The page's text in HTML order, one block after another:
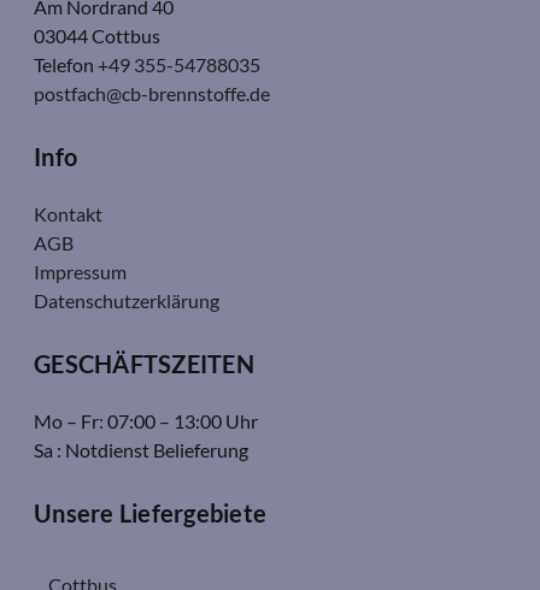
Am Nordrand 40
03044 Cottbus
Telefon +49 355-54788035
postfach@cb-brennstoffe.de
Info
Kontakt
AGB
Impressum
Datenschutzerklärung
GESCHÄFTSZEITEN
Mo – Fr: 07:00 – 13:00 Uhr
Sa : Notdienst Belieferung
Unsere Liefergebiete
Cottbus